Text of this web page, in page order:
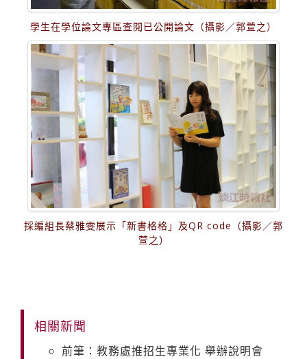
學生在學位論文專區查閱已公開論文（攝影／郭萱之）
採編組長蔡雅雯展示「新書格格」及QR code（攝影／郭
萱之）
相關新聞
前筆：教務處推招生專業化 舉辦說明會